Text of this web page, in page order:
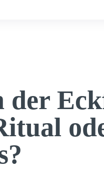
der